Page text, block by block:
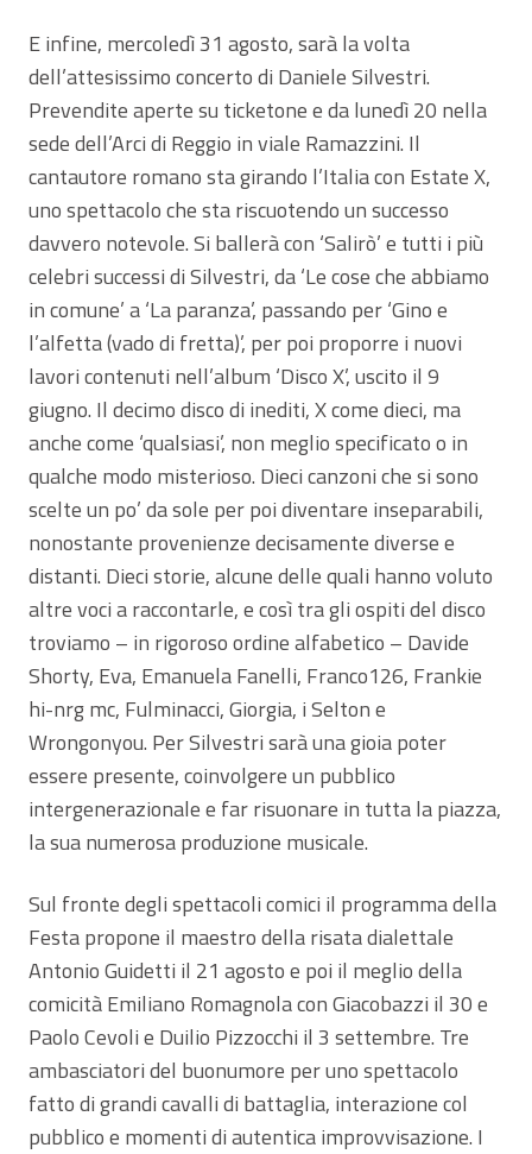
E infine, mercoledì 31 agosto, sarà la volta
dell’attesissimo concerto di Daniele Silvestri.
Prevendite aperte su ticketone e da lunedì 20 nella
sede dell’Arci di Reggio in viale Ramazzini. Il
cantautore romano sta girando l’Italia con Estate X,
uno spettacolo che sta riscuotendo un successo
davvero notevole. Si ballerà con ‘Salirò’ e tutti i più
celebri successi di Silvestri, da ‘Le cose che abbiamo
in comune’ a ‘La paranza’, passando per ‘Gino e
l’alfetta (vado di fretta)’, per poi proporre i nuovi
lavori contenuti nell’album ‘Disco X’, uscito il 9
giugno. Il decimo disco di inediti, X come dieci, ma
anche come ‘qualsiasi’, non meglio specificato o in
qualche modo misterioso. Dieci canzoni che si sono
scelte un po’ da sole per poi diventare inseparabili,
nonostante provenienze decisamente diverse e
distanti. Dieci storie, alcune delle quali hanno voluto
altre voci a raccontarle, e così tra gli ospiti del disco
troviamo – in rigoroso ordine alfabetico – Davide
Shorty, Eva, Emanuela Fanelli, Franco126, Frankie
hi-nrg mc, Fulminacci, Giorgia, i Selton e
Wrongonyou. Per Silvestri sarà una gioia poter
essere presente, coinvolgere un pubblico
intergenerazionale e far risuonare in tutta la piazza,
la sua numerosa produzione musicale.
Sul fronte degli spettacoli comici il programma della
Festa propone il maestro della risata dialettale
Antonio Guidetti il 21 agosto e poi il meglio della
comicità Emiliano Romagnola con Giacobazzi il 30 e
Paolo Cevoli e Duilio Pizzocchi il 3 settembre. Tre
ambasciatori del buonumore per uno spettacolo
fatto di grandi cavalli di battaglia, interazione col
pubblico e momenti di autentica improvvisazione. I